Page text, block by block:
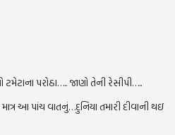
પરોઠા….. જાણો તેની રેસીપી…..
આ પાંચ વાતનું…દુનિયા તમારી દીવાની થઇ